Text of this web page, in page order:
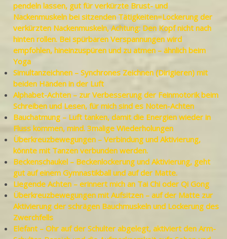
pendeln lassen, gut für verkürzte Brust- und
Nackenmuskeln bei sitzenden Tätigkeiten=Lockerung der
verkürzten Nackenmuskeln, Achtung: Den Kopf nicht nach
hinten rollen. Bei spürbaren Verspannungen wird
empfohlen, hineinzuspüren und zu atmen – ähnlich beim
Yoga
Simultanzeichnen – Synchrones Zeichnen (Dirigieren) mit
beiden Händen in der Luft
Alphabet-Achten – zur Verbesserung der Feinmotorik beim
Schreiben und Lesen, für mich sind es Noten-Achten
Bauchatmung – Luft tanken, damit die Energien wieder in
Fluss kommen, mind. 3malige Wiederholungen
Überkreuzbewegungen – Verbindung und Aktivierung,
könnte mit Tanzen verbunden werden.
Beckenschaukel – Beckenlockerung und Aktivierung, geht
gut auf einem Gymnastikball und auf der Matte.
Liegende Achten – erinnert mich an Tai Chi oder Qi Gong
Überkreuzbewegungen mit Aufsitzen – auf der Matte zur
Aktivierung der schrägen Bauchmuskeln und Lockerung des
Zwerchfells
Elefant – Ohr auf der Schulter abgelegt, aktiviert den Arm-